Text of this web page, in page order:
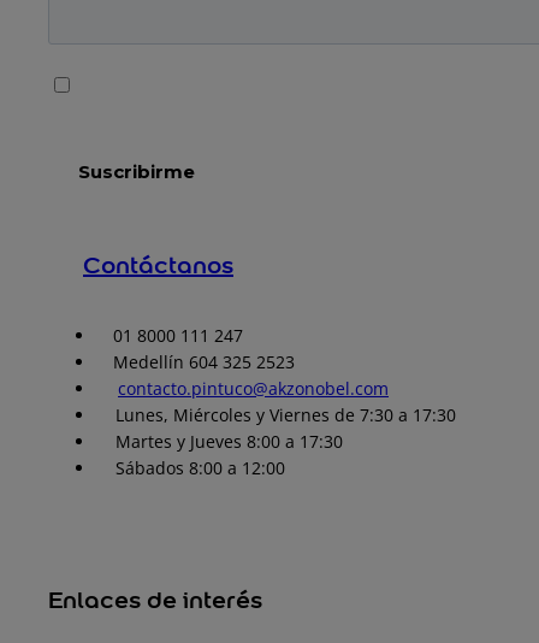
Contáctanos
01 8000 111 247
Medellín 604 325 2523
contacto.pintuco@akzonobel.com
Lunes, Miércoles y Viernes de 7:30 a 17:30
Martes y Jueves 8:00 a 17:30
Sábados 8:00 a 12:00
Enlaces de interés